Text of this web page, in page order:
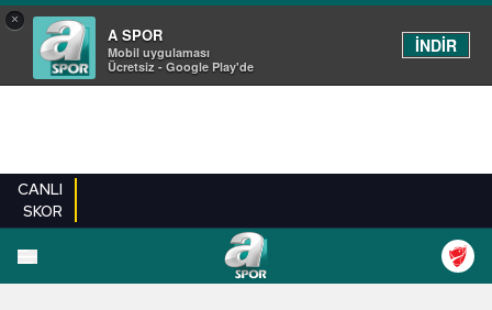
×
A SPOR
Mobil uygulaması
Ücretsiz - Google Play'de
İNDİR
CANLI
SKOR